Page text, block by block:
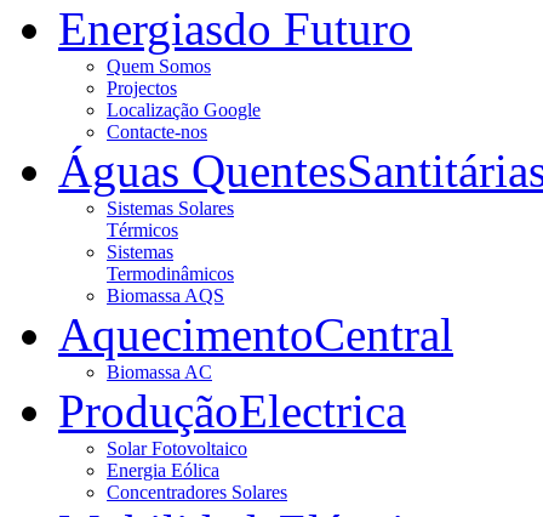
Energiasdo Futuro
Quem Somos
Projectos
Localização Google
Contacte-nos
Águas Quentes
Sistemas Solares
Térmicos
Sistemas
Termodinâmicos
Biomassa AQS
AquecimentoCentral
Biomassa AC
ProduçãoElectrica
Solar Fotovoltaico
Energia Eólica
Concentradores Solares